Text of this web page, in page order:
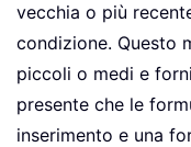
vecchia o più
condizione. Questo
piccoli o medi e
presente che le
inserimento e una